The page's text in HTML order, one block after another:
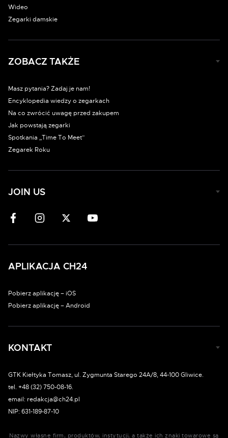
Wideo
Zegarki damskie
ZOBACZ TAKŻE
Masz pytania? Zadaj je nam!
Encyklopedia wiedzy o zegarkach
Na co zwrócić uwagę przed zakupem
Jak powstają zegarki
Spotkania „Time To Meet”
Zegarek Roku
JOIN US
APLIKACJA CH24
Pobierz aplikację – iOS
Pobierz aplikację – Android
KONTAKT
GTK Kiełtyka Tomasz, ul. Zygmunta Starego 24A/8, 44-100 Gliwice.
tel. +48 (32) 750-08-16.
email: redakcja@ch24.pl
NIP: 631-189-87-10
Nazwy własne firm, produktów, instytucji, a także ich znaki towarowe są